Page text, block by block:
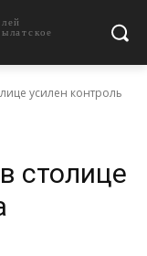
усилен контроль
столице